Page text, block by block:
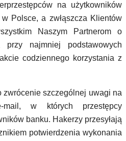
na użytkowników
Polsce, a zwłąszcza Klientów
Naszym Partnerom o
przy najmniej podstawowych
codziennego korzystania z
szczególnej uwagi na
mail, w których przestępcy
banku. Hakerzy przesyłają
potwierdzenia wykonania